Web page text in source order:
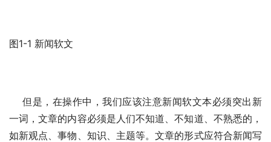
图1-1 新闻软文
一词，文章的内容必须是人们不知道、不知道、不熟悉的，
如新观点、事物、知识、主题等。文章的形式应符合新闻写